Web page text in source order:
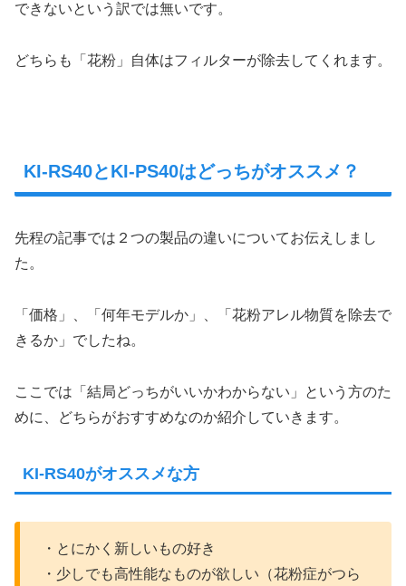
できないという訳では無いです。
どちらも「花粉」自体はフィルターが除去してくれます。
KI-RS40とKI-PS40はどっちがオススメ？
先程の記事では２つの製品の違いについてお伝えしまし
た。
「価格」、「何年モデルか」、「花粉アレル物質を除去で
きるか」でしたね。
ここでは「結局どっちがいいかわからない」という方のた
めに、どちらがおすすめなのか紹介していきます。
KI-RS40がオススメな方
・とにかく新しいもの好き
・少しでも高性能なものが欲しい（花粉症がつら